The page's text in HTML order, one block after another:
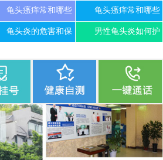
龟头瘙痒常和哪些 龟头瘙痒常和哪些
龟头炎的危害和保 男性龟头炎如何护